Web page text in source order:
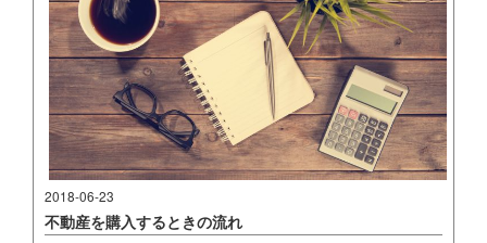
2018-06-23
不動産を購入するときの流れ